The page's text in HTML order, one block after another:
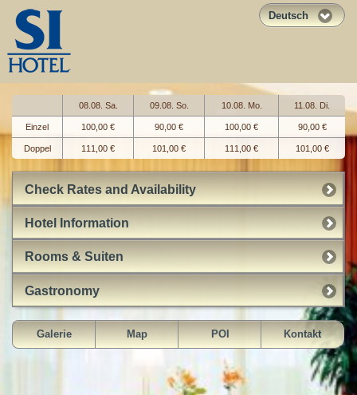
Deutsch
08.08. Sa. 09.08. So. 10.08. Mo. 11.08. Di.
Einzel 100,00 € 90,00 € 100,00 € 90,00 €
Doppel 111,00 € 101,00 € 111,00 € 101,00 €
Check Rates and Availability
Hotel Information
Rooms & Suiten
Gastronomy
Galerie Map POI Kontakt